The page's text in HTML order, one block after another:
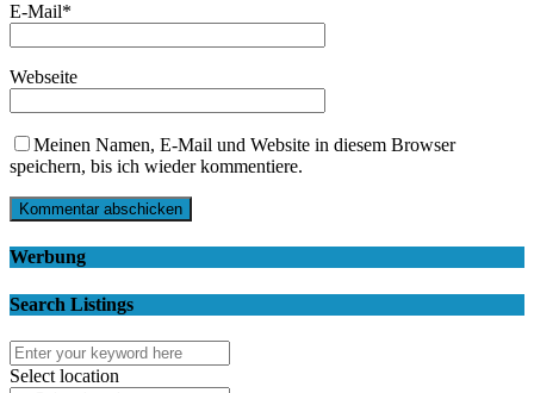
E-Mail*
Webseite
Meinen Namen, E-Mail und Website in diesem Browser
speichern, bis ich wieder kommentiere.
Werbung
Search Listings
Select location